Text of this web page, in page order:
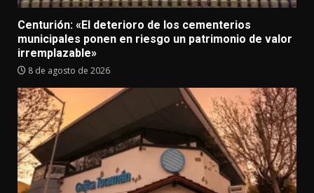
Centurión: «El deterioro de los cementerios
municipales ponen en riesgo un patrimonio de valor
irremplazable»
8 de agosto de 2026